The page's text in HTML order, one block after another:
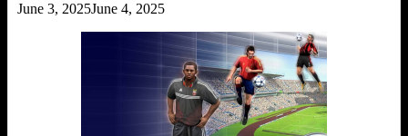
June 3, 2025June 4, 2025